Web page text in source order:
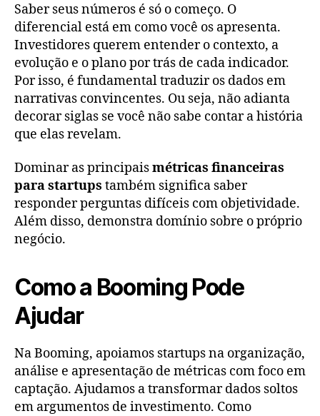
Saber seus números é só o começo. O
diferencial está em como você os apresenta.
Investidores querem entender o contexto, a
evolução e o plano por trás de cada indicador.
Por isso, é fundamental traduzir os dados em
narrativas convincentes. Ou seja, não adianta
decorar siglas se você não sabe contar a história
que elas revelam.
Dominar as principaismétricas financeiras
para startups também significa saber
responder perguntas difíceis com objetividade.
Além disso, demonstra domínio sobre o próprio
negócio.
Como a Booming Pode
Ajudar
Na Booming, apoiamos startups na organização,
análise e apresentação de métricas com foco em
captação. Ajudamos a transformar dados soltos
em argumentos de investimento. Como